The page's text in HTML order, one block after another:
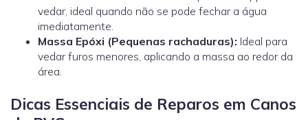
vedar, ideal quando não se pode fechar a água
imediatamente.
Massa Epóxi (Pequenas rachaduras): Ideal para
vedar furos menores, aplicando a massa ao redor da
área.
Dicas Essenciais de Reparos em Canos